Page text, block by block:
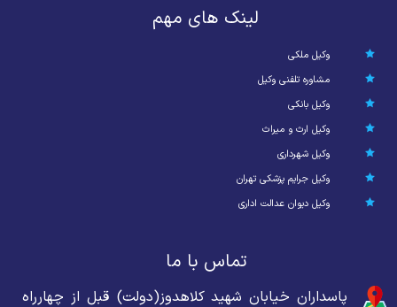
لینک های مهم
وکیل ملکی
مشاوره تلفنی وکیل
وکیل بانکی
وکیل ارث و میراث
وکیل شهرداری
وکیل جرایم پزشکی تهران
وکیل دیوان عدالت اداری
تماس با ما
پاسداران خیابان شهید کلاهدوز(دولت) قبل از چهارراه